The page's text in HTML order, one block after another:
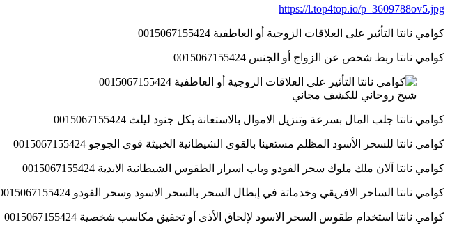
https://l.top4top.io/p_3609788ov5.jpg
كوامي نانتا التأثير على العلاقات الزوجية أو العاطفية 0015067155424
كوامي نانتا ربط شخص عن الزواج أو الجنس 0015067155424
شيخ روحاني للكشف مجاني
كوامي نانتا جلب المال بسرعة وتنزيل الاموال بالاستعانة بكل جنود ليلث 0015067155424
كوامي نانتا للسحر الأسود المظلم مستعينا بالقوى الشيطانية الخبيثة قوى الجوجو 0015067155424
كوامي نانتا آلان ملك ملوك سحر الفودو وباب اسرار الطقوس الشيطانية الابدية 0015067155424
كوامي نانتا الساحر الافريقي وخدماتة في إبطال السحر بالسحر الاسود وسحر الفودو 0015067155424
كوامي نانتا استخدام طقوس السحر الاسود لإلحاق الأذى أو تحقيق مكاسب شخصية 0015067155424